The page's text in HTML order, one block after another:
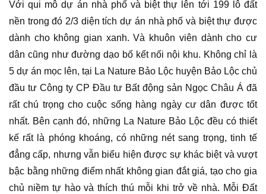
Với qui mô dự án nhà phố và biệt thự lên tới 199 lô đất
nền trong đó 2/3 diện tích dự án nhà phố và biệt thự được
dành cho không gian xanh. Và khuôn viên dành cho cư
dân cũng như đường dạo bố kết nối nội khu. Không chỉ là
5 dự án mọc lên, tại La Nature Bảo Lộc huyện Bảo Lộc chủ
đầu tư Công ty CP Đầu tư Bất động sản Ngọc Châu Á đã
rất chú trọng cho cuộc sống hàng ngày cư dân được tốt
nhất. Bên cạnh đó, những La Nature Bảo Lộc đều có thiết
kế rất là phóng khoáng, có những nét sang trọng, tinh tế
đẳng cấp, nhưng vẫn biểu hiện được sự khác biệt và vượt
bậc bằng những điểm nhất không gian đắt giá, tạo cho gia
chủ niềm tự hào và thích thú mỗi khi trở về nhà. Mỗi Đất